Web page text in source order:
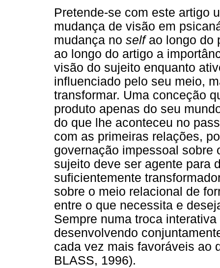
Pretende-se com este artigo
mudança de visão em
mudança no selfao longo do
ao longo do artigo a
visão do sujeito enquanto
influenciado pelo seu meio,
transformar. Uma conceção
produto apenas do seu
do que lhe aconteceu no
com as primeiras relações,
governação impessoal sobre
sujeito deve ser agente para
suficientemente
sobre o meio relacional de
entre o que necessita e
Sempre numa troca
desenvolvendo
cada vez mais favoráveis ao
BLASS, 1996).